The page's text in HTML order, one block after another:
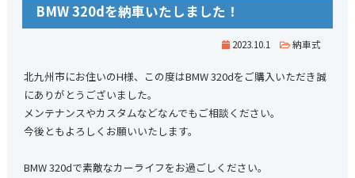
BMW 320dを納車いたしました！
2023.10.1 納車式
北九州市にお住いのH様、この度はBMW 320dをご購入いただき誠
にありがとうございました。
メンテナンスやカスタムなどなんでもご相談ください。
今後ともよろしくお願いいたします。
BMW 320dで素敵なカーライフをお過ごしください。